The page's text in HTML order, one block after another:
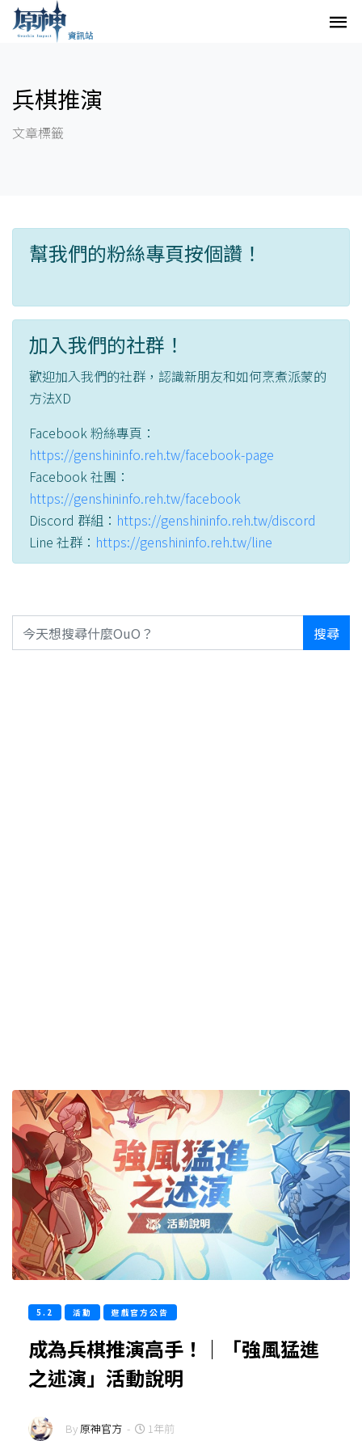
兵棋推演
文章標籤
幫我們的粉絲專頁按個讚！
加入我們的社群！
歡迎加入我們的社群，認識新朋友和如何烹煮派蒙的
方法XD
Facebook 粉絲專頁：
https://genshininfo.reh.tw/facebook-page
Facebook 社團：
https://genshininfo.reh.tw/facebook
Discord 群組： https://genshininfo.reh.tw/discord
Line 社群： https://genshininfo.reh.tw/line
搜尋
5.2 活動 遊戲官方公告
成為兵棋推演高手！｜「強風猛進
之述演」活動說明
By原神官方 - 1年前